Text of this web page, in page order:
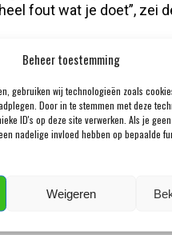
Beheer toestemming
gebruiken wij technologieën zoals
Door in te stemmen met deze
ID's op deze site verwerken. Als je
nadelige invloed hebben op bepaalde
Weigeren
fout wat je doet”, zei
vulde de Liverpool-
het raar. Ik vind
doet, je het hier ook